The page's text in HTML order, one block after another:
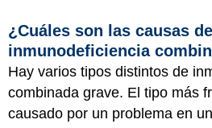
¿Cuáles son las causas
inmunodeficiencia
Hay varios tipos distintos de
combinada grave. El tipo más
causado por un problema en